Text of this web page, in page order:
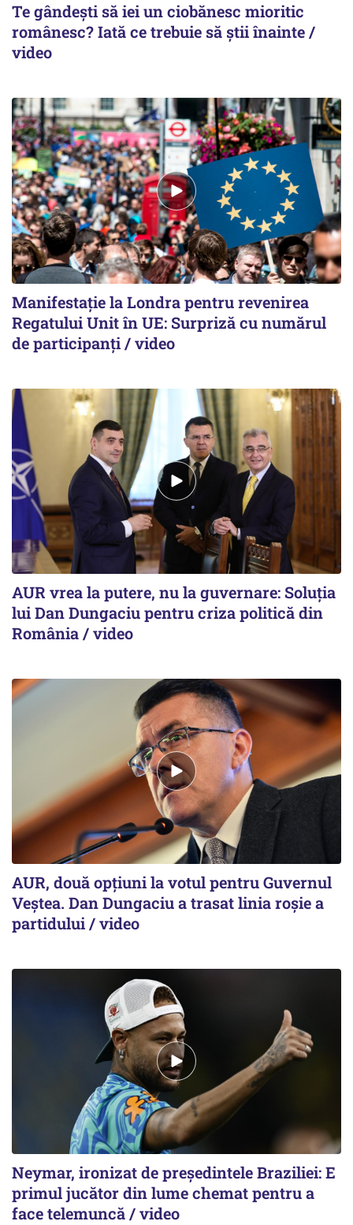
Te gândești să iei un ciobănesc mioritic
românesc? Iată ce trebuie să știi înainte /
video
Manifestație la Londra pentru revenirea
Regatului Unit în UE: Surpriză cu numărul
de participanți / video
AUR vrea la putere, nu la guvernare: Soluția
lui Dan Dungaciu pentru criza politică din
România / video
AUR, două opțiuni la votul pentru Guvernul
Veștea. Dan Dungaciu a trasat linia roșie a
partidului / video
Neymar, ironizat de președintele Braziliei: E
primul jucător din lume chemat pentru a
face telemuncă / video